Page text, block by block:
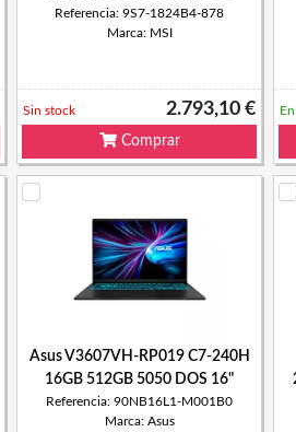
Referencia: 9S7-1824B4-878
Marca: MSI
2.793,10 €
Sin stock
Comprar
Asus V3607VH-RP019 C7-240H
16GB 512GB 5050 DOS 16"
Referencia: 90NB16L1-M001B0
Marca: Asus